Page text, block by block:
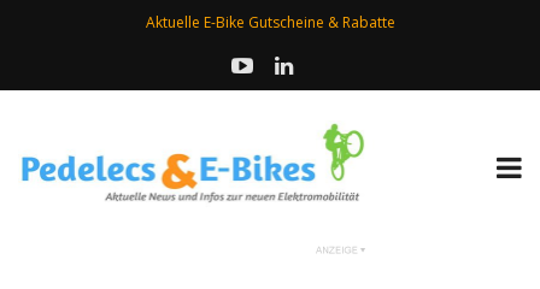
Aktuelle E-Bike Gutscheine & Rabatte